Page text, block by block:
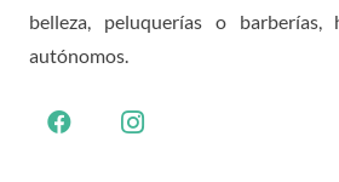
belleza, peluquerías o barberías,
autónomos.